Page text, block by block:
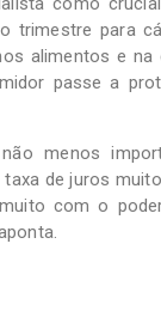
trimestre para
alimentos e na
passe a
menos
de juros
com o